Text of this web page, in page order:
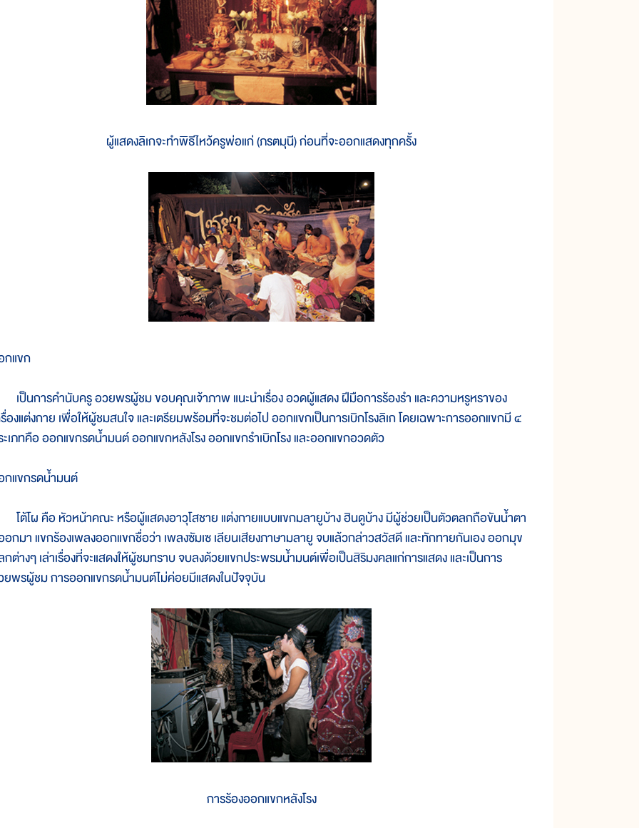
ผู้แสดงลิเกจะทำพิธีไหว้ครูพ่อแก่ (ภรตมุนี) ก่อนที่จะออกแสดงทุกครั้ง
กแขก
นการคำนับครู อวยพรผู้ชม ขอบคุณเจ้าภาพ แนะนำเรื่อง อวดผู้แสดง ฝีมือการร้องรำ และความหรูหราของ
องแต่งกาย เพื่อให้ผู้ชมสนใจ และเตรียมพร้อมที่จะชมต่อไป ออกแขกเป็นการเบิกโรงลิเก โดยเฉพาะการออกแขกมี ๔
เภทคือ ออกแขกรดน้ำมนต์ ออกแขกหลังโรง ออกแขกรำเบิกโรง และออกแขกอวดตัว
กแขกรดน้ำมนต์
โผ คือ หัวหน้าคณะ หรือผู้แสดงอาวุโสชาย แต่งกายแบบแขกมลายูบ้าง ฮินดูบ้าง มีผู้ช่วยเป็นตัวตลกถือขันน้ำตา
กมา แขกร้องเพลงออกแขกชื่อว่า เพลงซัมเซ เลียนเสียงภาษามลายู จบแล้วกล่าวสวัสดี และทักทายกันเอง ออกมุข
ต่างๆ เล่าเรื่องที่จะแสดงให้ผู้ชมทราบ จบลงด้วยแขกประพรมน้ำมนต์เพื่อเป็นสิริมงคลแก่การแสดง และเป็นการ
ยพรผู้ชม การออกแขกรดน้ำมนต์ไม่ค่อยมีแสดงในปัจจุบัน
การร้องออกแขกหลังโรง